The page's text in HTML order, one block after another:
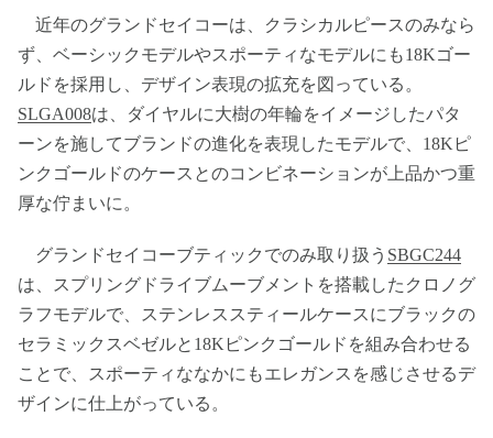
近年のグランドセイコーは、クラシカルピースのみなら
ず、ベーシックモデルやスポーティなモデルにも18Kゴー
ルドを採用し、デザイン表現の拡充を図っている。
SLGA008は、ダイヤルに大樹の年輪をイメージしたパタ
ーンを施してブランドの進化を表現したモデルで、18Kピ
ンクゴールドのケースとのコンビネーションが上品かつ重
厚な佇まいに。
グランドセイコーブティックでのみ取り扱う SBGC244
は、スプリングドライブムーブメントを搭載したクロノグ
ラフモデルで、ステンレススティールケースにブラックの
セラミックスベゼルと18Kピンクゴールドを組み合わせる
ことで、スポーティななかにもエレガンスを感じさせるデ
ザインに仕上がっている。